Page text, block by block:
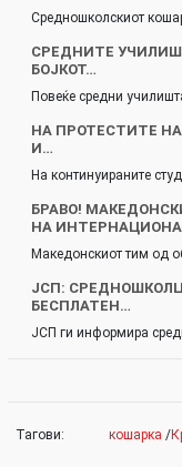
Средношколскиот
СРЕДНИТЕ
БОЈКОТ…
Повеќе средни
НА ПРОТЕСТИТЕ
И…
На континуираните
БРАВО!
НА
Македонскиот тим од
ЈСП:
БЕСПЛАТЕН…
ЈСП ги информира
Тагови: кошарка /